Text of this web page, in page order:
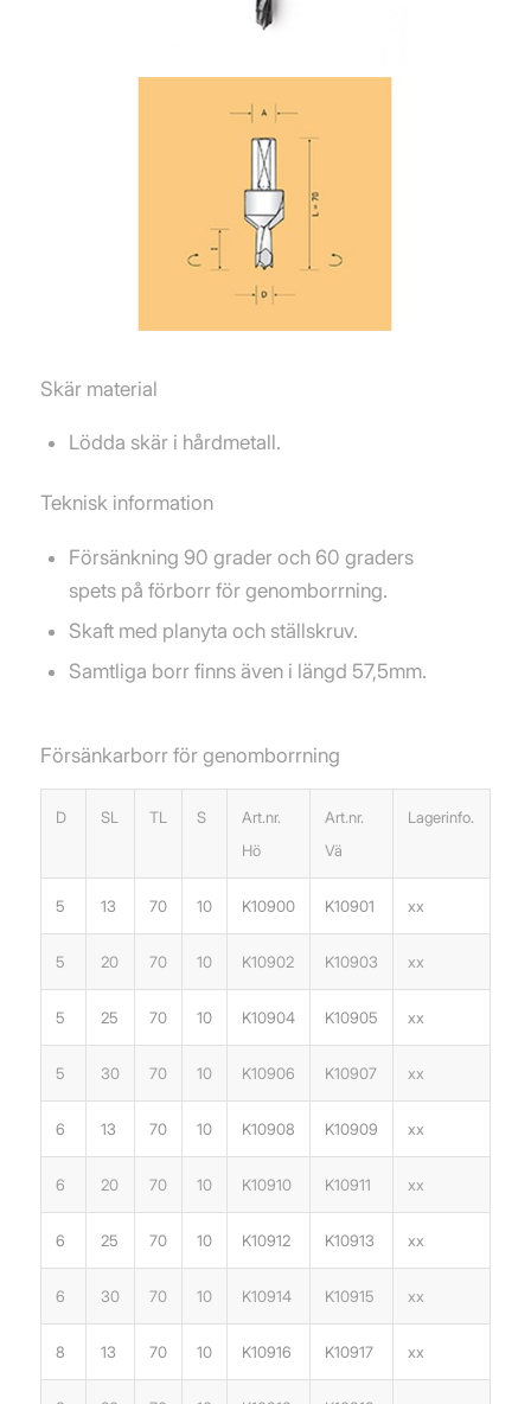
Skär material
Lödda skär i hårdmetall.
Teknisk information
Försänkning 90 grader och 60 graders
spets på förborr för genomborrning.
Skaft med planyta och ställskruv.
Samtliga borr finns även i längd 57,5mm.
Försänkarborr för genomborrning
D SL TL S
Art.nr.
Hö
Art.nr.
Vä
Lagerinfo.
5 13 70 10 K10900 K10901 xx
5 20 70 10 K10902 K10903 xx
5 25 70 10 K10904 K10905 xx
5 30 70 10 K10906 K10907 xx
6 13 70 10 K10908 K10909 xx
6 20 70 10 K10910 K10911 xx
6 25 70 10 K10912 K10913 xx
6 30 70 10 K10914 K10915 xx
8 13 70 10 K10916 K10917 xx